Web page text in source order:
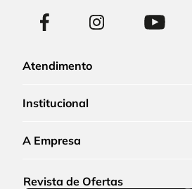
Atendimento
Institucional
A Empresa
Revista de Ofertas